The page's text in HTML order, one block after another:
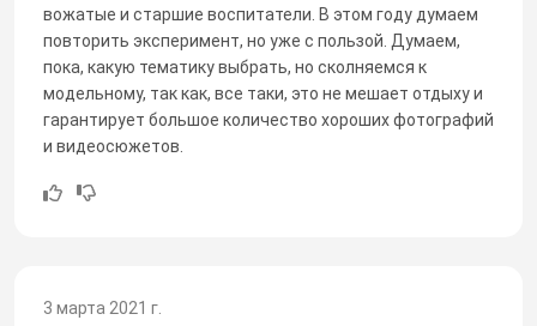
вожатые и старшие воспитатели. В этом году думаем
повторить эксперимент, но уже с пользой. Думаем,
пока, какую тематику выбрать, но сколняемся к
модельному, так как, все таки, это не мешает отдыху и
гарантирует большое количество хороших фотографий
и видеосюжетов.
3 марта 2021 г.